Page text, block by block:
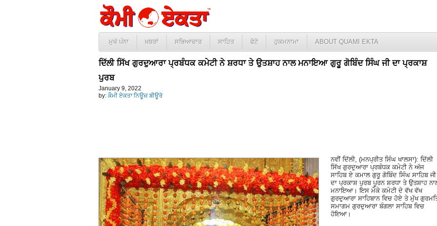
ਮੁਖੱ ਪੰਨਾ ਖ਼ਬਰਾਂ ਸਭਿਆਚਾਰ ਸਾਹਿਤ ਫੋਟੋ ਹੁਕਮਨਾਮਾ ABOUT QUAMI EKTA
ਦਿੱਲੀ ਸਿੱਖ ਗੁਰਦੁਆਰਾ ਪ੍ਰਬੰਧਕ ਕਮੇਟੀ ਨੇ ਸ਼ਰਧਾ ਤੇ ਉਤਸ਼ਾਹ ਨਾਲ ਮਨਾਇਆ ਗੁਰੂ ਗੋਬਿੰਦ ਸਿੰਘ ਜੀ ਦਾ ਪ੍ਰਕਾਸ਼
ਪੁਰਬ
January 9, 2022
by: ਕੌਮੀ ਏਕਤਾ ਨਿਊਜ਼ ਬੀਊਰੋ
ਨਵੀਂ ਦਿੱਲੀ, (ਮਨਪ੍ਰੀਤ ਸਿੰਘ ਖਾਲਸਾ): ਦਿੱਲੀ
ਸਿੱਖ ਗੁਰਦੁਆਰਾ ਪ੍ਰਬੰਧਕ ਕਮੇਟੀ ਨੇ ਅੱਜ
ਸਾਹਿਬ ਏ ਕਮਾਲ ਗੁਰੂ ਗੋਬਿੰਦ ਸਿੰਘ ਸਾਹਿਬ ਜੀ
ਦਾ ਪ੍ਰਕਾਸ਼ ਪੁਰਬ ਪੂਰਨ ਸ਼ਰਧਾ ਤੇ ਉਤਸ਼ਾਹ
ਮਨਾਇਆ। ਇਸ ਮੌਕੇ ਕਮੇਟੀ ਦੇ ਵੱਖ ਵੱਖ
ਗੁਰਦੁਆਰਾ ਸਾਹਿਬਾਨ ਵਿਚ ਹੋਏ ਤੇ ਮੁੱਖ
ਸਮਾਗਮ ਗੁਰਦੁਆਰਾ ਬੰਗਲਾ ਸਾਹਿਬ ਵਿਚ
ਹੋਇਆ।